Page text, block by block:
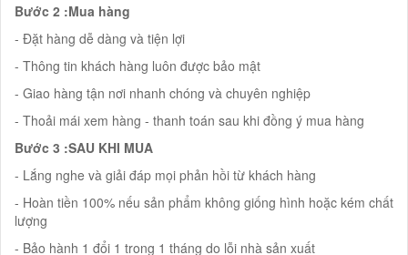
Bước 2 :Mua hàng
- Đặt hàng dễ dàng và tiện lợi
- Thông tin khách hàng luôn được bảo mật
- Giao hàng tận nơi nhanh chóng và chuyên nghiệp
- Thoải mái xem hàng - thanh toán sau khi đồng ý mua hàng
Bước 3 :SAU KHI MUA
- Lắng nghe và giải đáp mọi phản hồi từ khách hàng
- Hoàn tiền 100% nếu sản phẩm không giống hình hoặc kém chất
lượng
- Bảo hành 1 đổi 1 trong 1 tháng do lỗi nhà sản xuất